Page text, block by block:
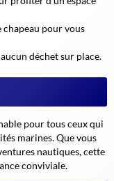
pour vous
déchet sur place.
pour tous ceux qui
marines. Que vous
nautiques, cette
conviviale.